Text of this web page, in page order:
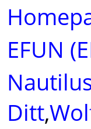
EFUN
Ditt,